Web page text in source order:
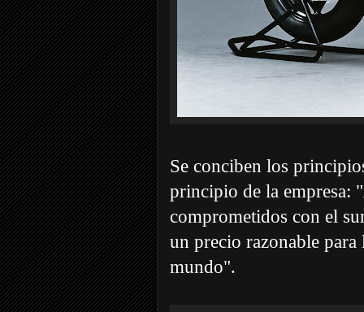
Se conciben los
principio de la empresa:
comprometidos con el
un precio razonable para
mundo".